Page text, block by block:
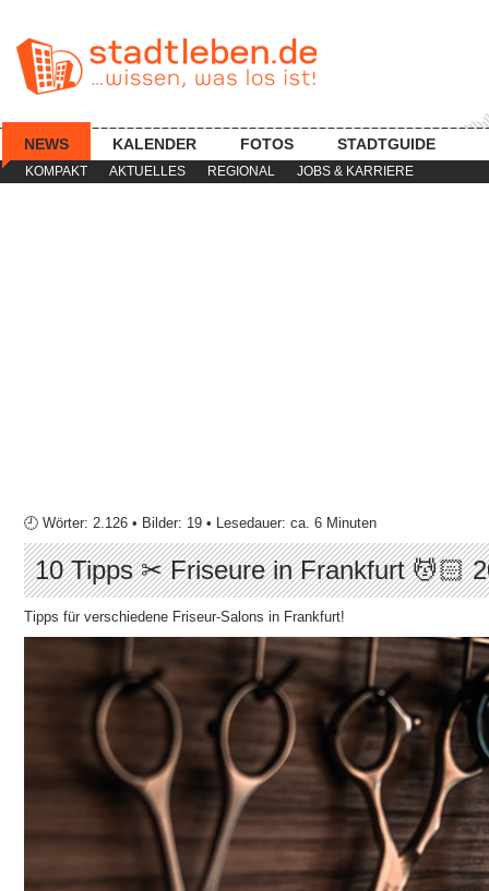
KOMPAKT AKTUELLES REGIONAL JOBS & KARRIERE
NEWS KALENDER FOTOS STADTGUIDE
🕘 Wörter: 2.126 • Bilder: 19 • Lesedauer: ca. 6 Minuten
10 Tipps ✂ Friseure in Frankfurt 💆🏻
Tipps für verschiedene Friseur-Salons in Frankfurt!